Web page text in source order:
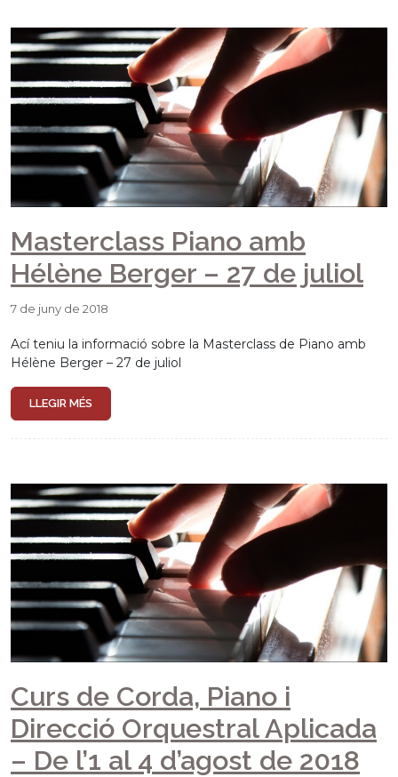
Masterclass Piano amb
Hélène Berger – 27 de juliol
7 de juny de 2018
Ací teniu la informació sobre la Masterclass de Piano amb
Hélène Berger – 27 de juliol
LLEGIR MÉS
Curs de Corda, Piano i
Direcció Orquestral Aplicada
– De l’1 al 4 d’agost de 2018